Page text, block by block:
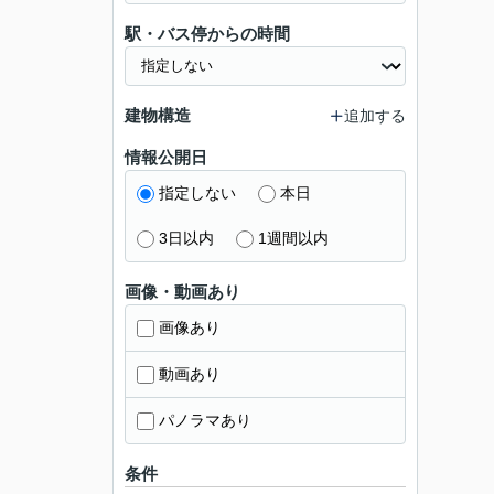
駅・バス停からの時間
建物構造 追加する
情報公開日
指定しない 本日
3日以内 1週間以内
画像・動画あり
画像あり
動画あり
パノラマあり
条件